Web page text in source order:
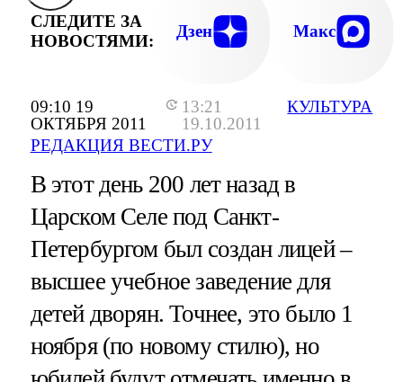
09:10 19
ОКТЯБРЯ 2011
13:21
19.10.2011
РЕДАКЦИЯ ВЕСТИ.РУ
КУЛЬТУРА
СЛЕДИТЕ ЗА
НОВОСТЯМИ:
Дзен Макс
В этот день 200 лет назад в
Царском Селе под Санкт-
Петербургом был создан лицей –
высшее учебное заведение для
детей дворян. Точнее, это было 1
ноября (по новому стилю), но